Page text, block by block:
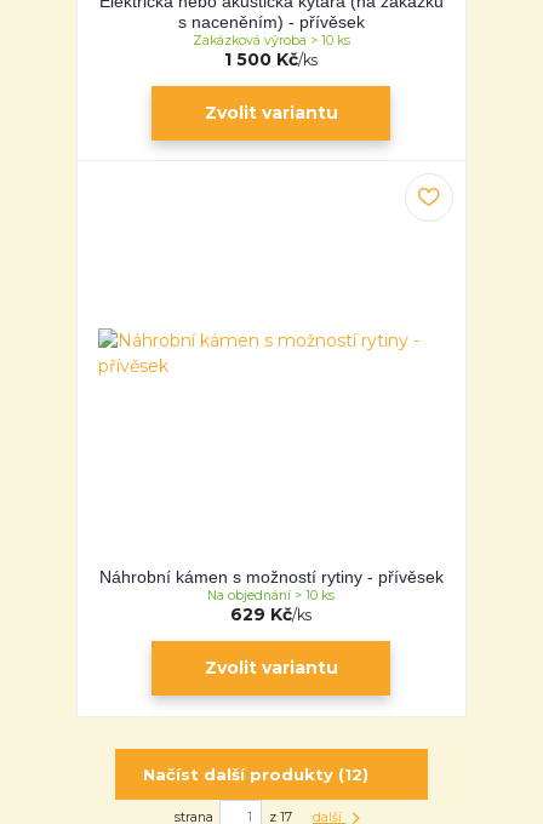
s naceněním) - přívěsek
1 500 Kč/ks
Zakázková výroba > 10 ks
Zvolit variantu
Náhrobní kámen s možností rytiny - přívěsek
629 Kč/ks
Na objednání > 10 ks
Zvolit variantu
Načíst další produkty (12)
strana z 17 další